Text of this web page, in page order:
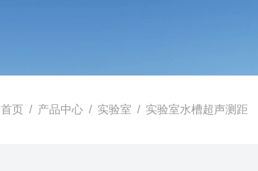
首页 / 产品中心 / 实验室 / 实验室水槽超声测距